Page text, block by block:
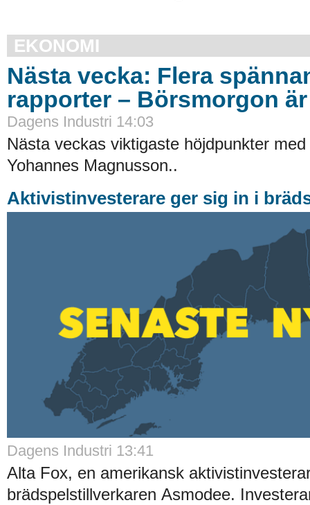
EKONOMI
Nästa vecka: Flera
rapporter – Börsmorgon
Dagens Industri 14:03
Nästa veckas viktigaste höjdpunkter med
Yohannes Magnusson..
Aktivistinvesterare ger sig in i
Dagens Industri 13:41
Alta Fox, en amerikansk
brädspelstillverkaren Asmodee.